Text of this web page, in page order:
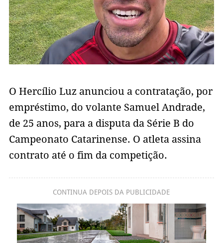
O Hercílio Luz anunciou a contratação, por
empréstimo, do volante Samuel Andrade,
de 25 anos, para a disputa da Série B do
Campeonato Catarinense. O atleta assina
contrato até o fim da competição.
CONTINUA DEPOIS DA PUBLICIDADE